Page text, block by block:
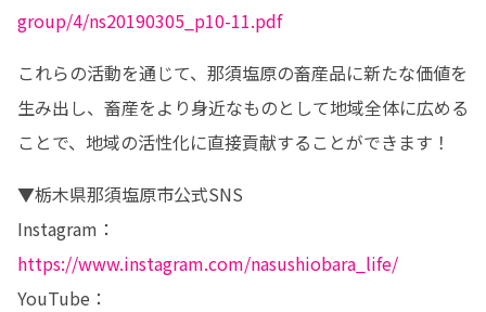
group/4/ns20190305_p10-11.pdf
これらの活動を通じて、那須塩原の畜産品に新たな価値を
生み出し、畜産をより身近なものとして地域全体に広める
ことで、地域の活性化に直接貢献することができます！
▼栃木県那須塩原市公式SNS
Instagram：
https://www.instagram.com/nasushiobara_life/
YouTube：